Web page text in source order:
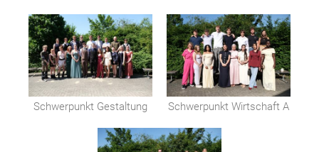
Schwerpunkt Gestaltung Schwerpunkt Wirtschaft A